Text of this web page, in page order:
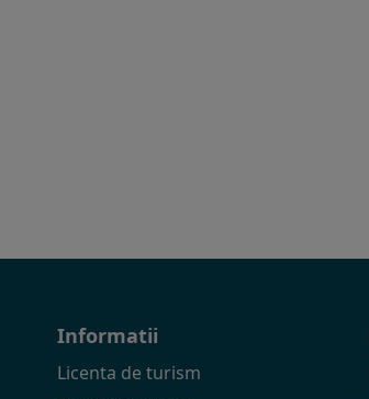
Informatii
Licenta de turism